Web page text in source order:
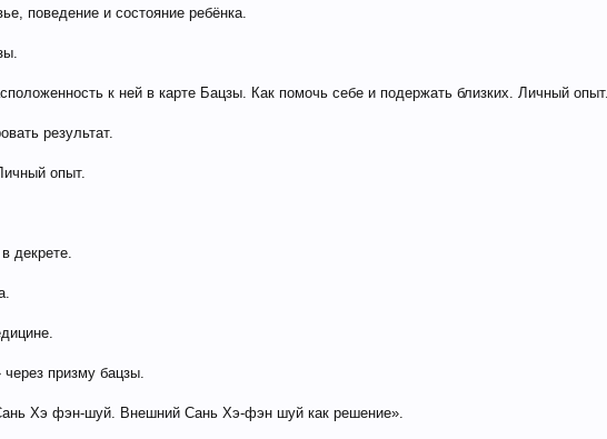
поведение и состояние ребёнка.
к ней в карте Бацзы. Как помочь себе и подержать близких. Личный опыт.
результат.
опыт.
декрете.
призму бацзы.
Хэ фэн-шуй. Внешний Сань Хэ-фэн шуй как решение».